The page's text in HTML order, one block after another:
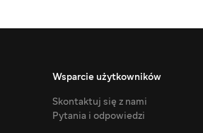
Wsparcie użytkowników
Skontaktuj się z nami
Pytania i odpowiedzi